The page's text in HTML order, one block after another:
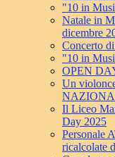
"10 in
Natale in
dicembre
Concerto
"10 in
OPEN
Un
Il Liceo
Day 2025
Personale
ricalcolate